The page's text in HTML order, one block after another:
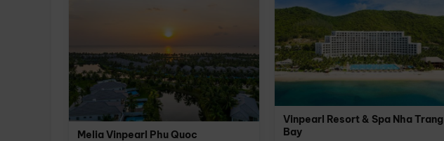
Melia Vinpearl Phu Quoc
Vinpearl Resort & Spa Nha Trang
Bay